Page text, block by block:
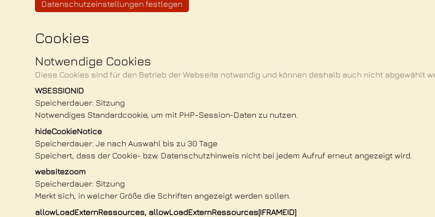
Datenschutzeinstellungen festlegen
Cookies
Notwendige Cookies
Diese Cookies sind für den Betrieb der Webseite notwendig und können deshalb auch nicht abgewählt
WSESSIONID
Speicherdauer Sitzung
Notwendiges Standardcookie, um mit PHP-Session-Daten zu nutzen.
hideCookieNotice
Speicherdauer Je nach Auswahl bis zu 30 Tage
Speichert, dass der Cookie- bzw. Datenschutzhinweis nicht bei jedem Aufruf erneut angezeigt wird.
websitezoom
Speicherdauer Sitzung
Merkt sich, in welcher Größe die Schriften angezeigt werden sollen.
allowLoadExternRessources, allowLoadExternRessources[IFRAMEID]